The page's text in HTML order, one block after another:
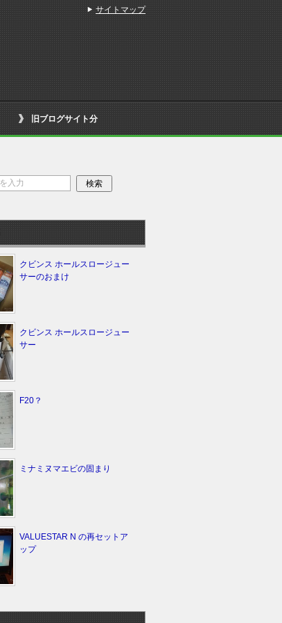
旧ブログサイト分
クビンス ホールスロージュー
サーのおまけ
クビンス ホールスロージュー
サー
F20？
ミナミヌマエビの固まり
VALUESTAR N の再セットア
ップ
サイトマップ